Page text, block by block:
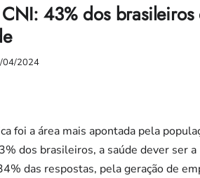
CNI: 43% dos
04/2024
foi a área mais apontada pela
dos brasileiros, a saúde dever ser
das respostas, pela geração de